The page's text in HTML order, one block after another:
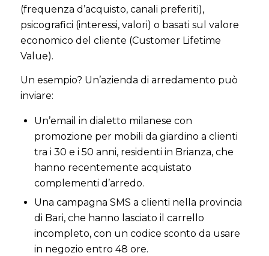
(frequenza d’acquisto, canali preferiti),
psicografici (interessi, valori) o basati sul valore
economico del cliente (Customer Lifetime
Value).
Un esempio? Un’azienda di arredamento può
inviare:
Un’email in dialetto milanese con
promozione per mobili da giardino a clienti
tra i 30 e i 50 anni, residenti in Brianza, che
hanno recentemente acquistato
complementi d’arredo.
Una campagna SMS a clienti nella provincia
di Bari, che hanno lasciato il carrello
incompleto, con un codice sconto da usare
in negozio entro 48 ore.